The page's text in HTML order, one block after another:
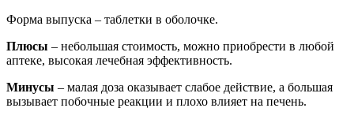
Форма выпуска – таблетки в оболочке.
Плюсы – небольшая стоимость, можно приобрести в любой
аптеке, высокая лечебная эффективность.
Минусы – малая доза оказывает слабое действие, а большая
вызывает побочные реакции и плохо влияет на печень.